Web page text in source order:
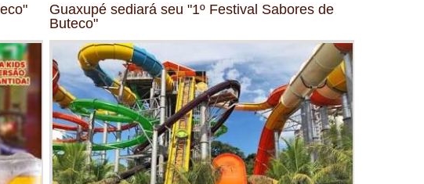
Guaxupé sediará seu "1º Festival Sabores de
Buteco"